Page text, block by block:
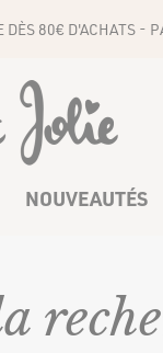
80€ D'ACHATS -
NOUVEAUTÉS